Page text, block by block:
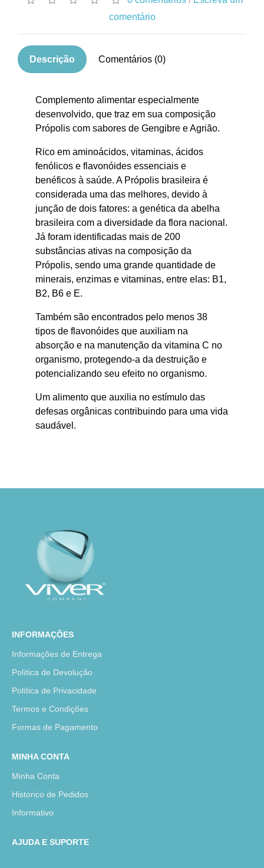
comentário
Descrição Comentários (0)
Complemento alimentar especialmente
desenvolvido, que traz em sua composição
Própolis com sabores de Gengibre e Agrião.
Rico em aminoácidos, vitaminas, ácidos
fenólicos e flavonóides essenciais e
benéficos à saúde. A Própolis brasileira é
considerada uma das melhores, devido à
junção de dois fatores: a genética da abelha
brasileira com a diversidade da flora nacional.
Já foram identificadas mais de 200
substâncias ativas na composição da
Própolis, sendo uma grande quantidade de
minerais, enzimas e vitaminas, entre elas: B1,
B2, B6 e E.
Também são encontrados pelo menos 38
tipos de flavonóides que auxiliam na
absorção e na manutenção da vitamina C no
organismo, protegendo-a da destruição e
potencializando seu efeito no organismo.
Um alimento que auxilia no estímulo das
defesas orgânicas contribuindo para uma vida
saudável.
INFORMAÇÕES
Informações de Entrega
Política de Devolução
Política de Privacidade
Termos e Condições
Formas de Pagamento
MINHA CONTA
Minha Conta
Historico de Pedidos
Informativo
AJUDA E SUPORTE